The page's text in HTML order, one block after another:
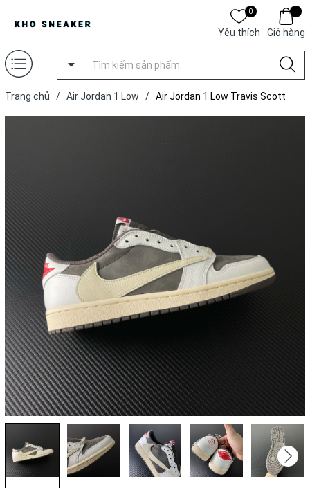
0
Yêu thích Giỏ hàng
Trang chủ / Air Jordan 1 Low / Air Jordan 1 Low Travis Scott